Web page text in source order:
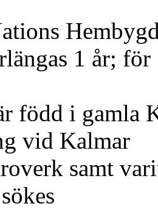
1 år; för
född i gamla
vid Kalmar
samt